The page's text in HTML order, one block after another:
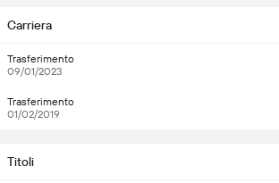
Carriera
Trasferimento
09/01/2023
Trasferimento
01/02/2019
Titoli